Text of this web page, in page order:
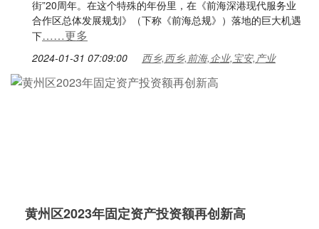
街”20周年。在这个特殊的年份里，在《前海深港现代服务业
合作区总体发展规划》（下称《前海总规》）落地的巨大机遇
下……更多
2024-01-31 07:09:00 西乡,西乡,前海,企业,宝安,产业
黄州区2023年固定资产投资额再创新高